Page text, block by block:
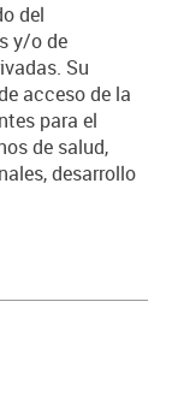
del
y/o de
Su
acceso de la
para el
de salud,
desarrollo